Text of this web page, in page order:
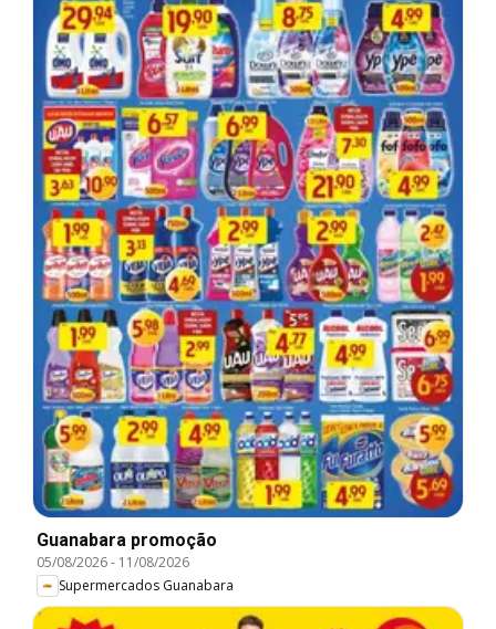
Guanabara promoção
05/08/2026- 11/08/2026
Supermercados Guanabara